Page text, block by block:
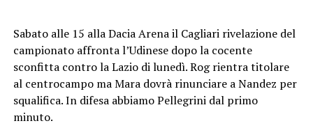
Sabato alle 15 alla Dacia Arena il Cagliari rivelazione del
campionato affronta l’Udinese dopo la cocente
sconfitta contro la Lazio di lunedì. Rog rientra titolare
al centrocampo ma Mara dovrà rinunciare a Nandez per
squalifica. In difesa abbiamo Pellegrini dal primo
minuto.